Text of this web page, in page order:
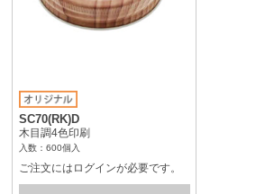
SC70(RK)D
木目調4色印刷
入数：600個入
ご注文にはログインが必要です。